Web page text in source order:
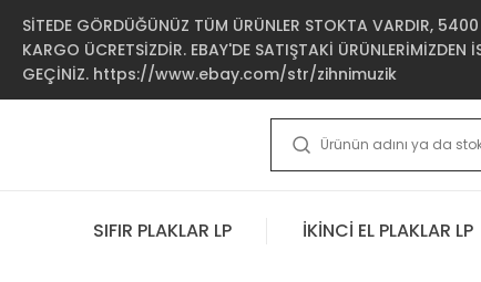
SİTEDE GÖRDÜĞÜNÜZ TÜM ÜRÜNLER STOKTA VARDIR, 5400
KARGO ÜCRETSİZDİR. EBAY'DE SATIŞTAKİ ÜRÜNLERİMİZDEN
GEÇİNİZ. https://www.ebay.com/str/zihnimuzik
SIFIR PLAKLAR LP İKİNCİ EL PLAKLAR LP